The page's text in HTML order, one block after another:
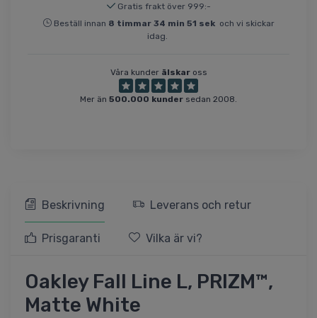
Gratis frakt över 999:-
Beställ innan 8 timmar 34 min 51 sekoch vi skickar
idag.
Våra kunder älskaross
Mer än 500.000 kunder sedan 2008.
Beskrivning Leverans och retur
Prisgaranti Vilka är vi?
Oakley Fall Line L, PRIZM™,
Matte White